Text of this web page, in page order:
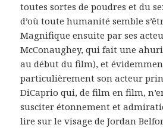
toutes sortes de poudres et du
d’où toute humanité semble
Magnifique ensuite par ses
McConaughey, qui fait une
au début du film), et
particulièrement son acteur
DiCaprio qui, de film en film,
susciter étonnement et
lire sur le visage de Jordan